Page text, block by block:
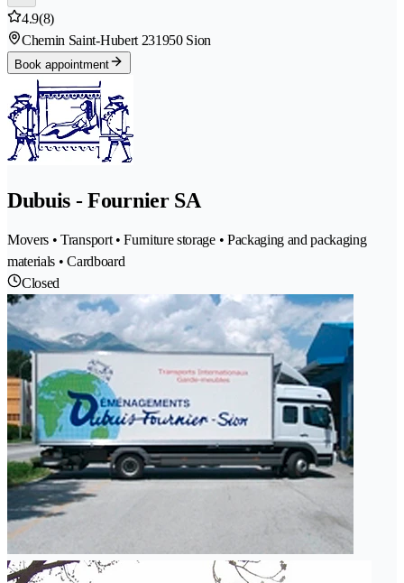
4.9(8)
Chemin Saint-Hubert 231950 Sion
Book appointment
Dubuis - Fournier SA
Movers • Transport • Furniture storage • Packaging and packaging
materials • Cardboard
Closed